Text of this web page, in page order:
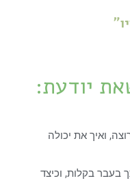
יודעת:
ואיך את יכולה
בעבר בקלות, וכיצד